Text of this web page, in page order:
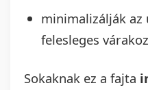
minimalizálják
felesleges
Sokaknak ez a fajta